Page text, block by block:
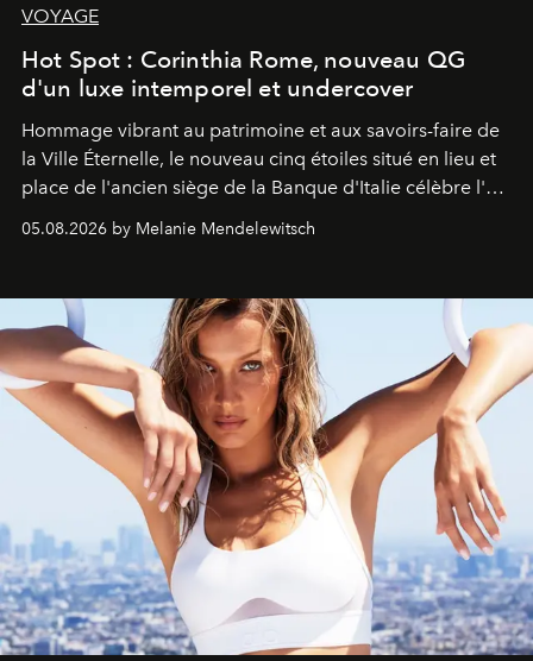
VOYAGE
Hot Spot : Corinthia Rome, nouveau QG
d'un luxe intemporel et undercover
Hommage vibrant au patrimoine et aux savoirs-faire de
la Ville Éternelle, le nouveau cinq étoiles situé en lieu et
place de l'ancien siège de la Banque d'Italie célèbre l'art
05.08.2026 by Melanie Mendelewitsch